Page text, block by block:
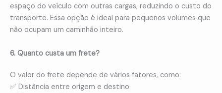
espaço do veículo com outras cargas, reduzindo o custo do
transporte. Essa opção é ideal para pequenos volumes que
não ocupam um caminhão inteiro.
6. Quanto custa um frete?
O valor do frete depende de vários fatores, como:
✅ Distância entre origem e destino